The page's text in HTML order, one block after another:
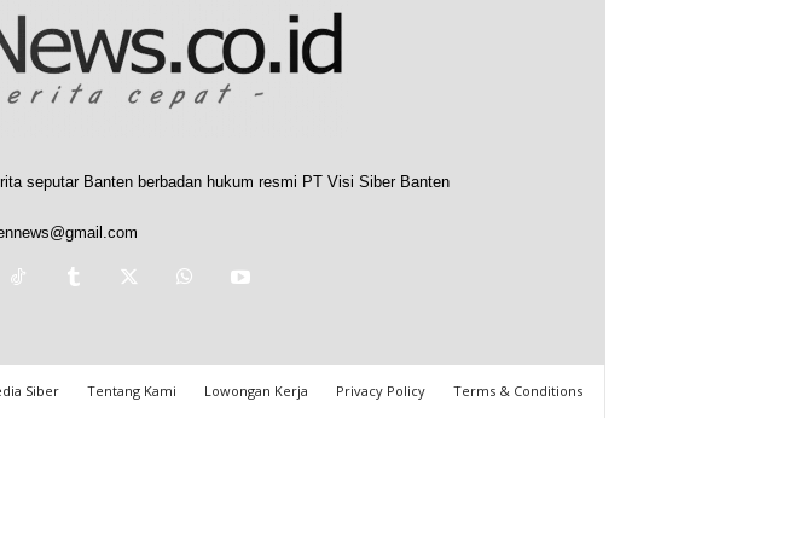
seputar Banten berbadan hukum resmi PT Visi Siber Banten
Siber Tentang Kami Lowongan Kerja Privacy Policy Terms & Conditions